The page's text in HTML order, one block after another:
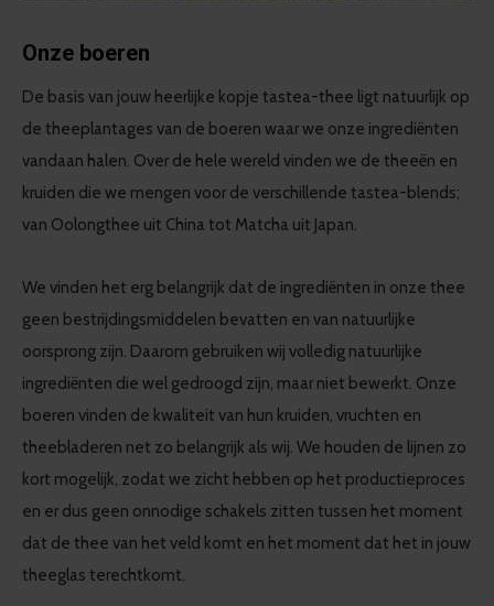
Onze boeren
De basis van jouw heerlijke kopje tastea-thee ligt natuurlijk op
de theeplantages van de boeren waar we onze ingrediënten
vandaan halen. Over de hele wereld vinden we de theeën en
kruiden die we mengen voor de verschillende tastea-blends;
van Oolongthee uit China tot Matcha uit Japan.
We vinden het erg belangrijk dat de ingrediënten in onze thee
geen bestrijdingsmiddelen bevatten en van natuurlijke
oorsprong zijn. Daarom gebruiken wij volledig natuurlijke
ingrediënten die wel gedroogd zijn, maar niet bewerkt. Onze
boeren vinden de kwaliteit van hun kruiden, vruchten en
theebladeren net zo belangrijk als wij. We houden de lijnen zo
kort mogelijk, zodat we zicht hebben op het productieproces
en er dus geen onnodige schakels zitten tussen het moment
dat de thee van het veld komt en het moment dat het in jouw
theeglas terechtkomt.